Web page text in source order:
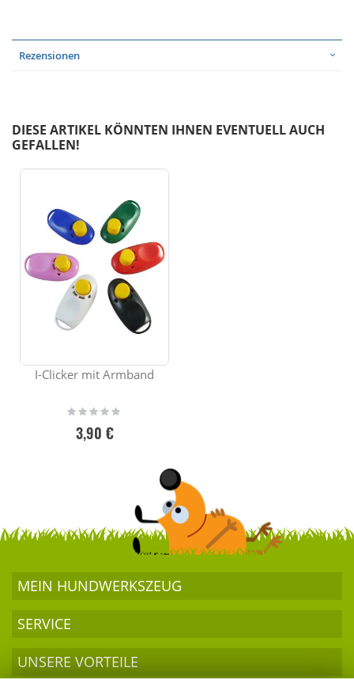
Rezensionen
DIESE ARTIKEL KÖNNTEN IHNEN EVENTUELL AUCH
GEFALLEN!
I-Clicker mit Armband
Rating:
0%
3,90 €
MEIN HUND­WERKSZEUG
SERVICE
UNSERE VORTEILE